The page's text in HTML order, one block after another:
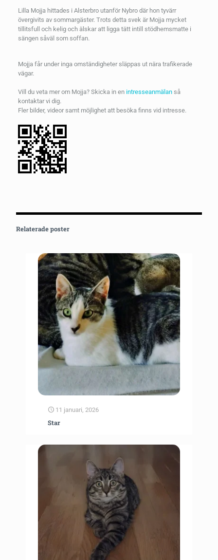
Lilla Mojja hittades i Alsterbro utanför Nybro där hon tyvärr
övergivits av sommargäster. Trots detta svek är Mojja mycket
tillitsfull och kelig och älskar att ligga tätt intill stödhemsmatte i
sängen såväl som soffan.
Mojja får under inga omständigheter släppas ut nära trafikerade
vägar.
Vill du veta mer om Mojja? Skicka in en intresseanmälanså
kontaktar vi dig.
Fler bilder, videor samt möjlighet att besöka finns vid intresse.
Relaterade poster
11 januari, 2026
Star